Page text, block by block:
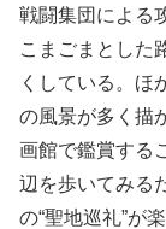
戦闘集団による
こまごまとした
くしている。ほ
の風景が多く描
画館で鑑賞する
辺を歩いてみる
の“聖地巡礼”が